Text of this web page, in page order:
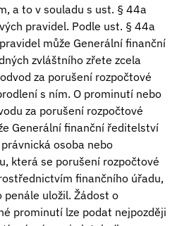
a to v souladu s ust. § 44a
pravidel. Podle ust. § 44a
může Generální finanční
zvláštního zřete zcela
za porušení rozpočtové
s ním. O prominutí nebo
za porušení rozpočtové
Generální finanční ředitelství
osoba nebo
která se porušení rozpočtové
finančního úřadu,
uložil. Žádost o
prominutí lze podat nejpozději